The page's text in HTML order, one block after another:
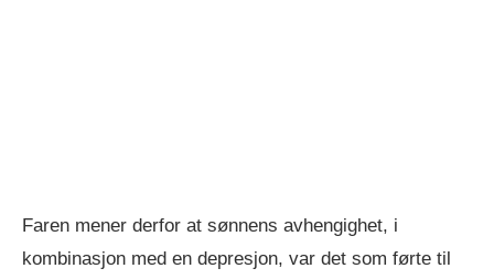
Faren mener derfor at sønnens avhengighet, i
kombinasjon med en depresjon, var det som førte til